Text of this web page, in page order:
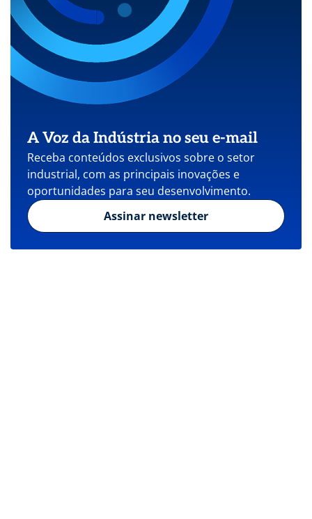
A Voz da Indústria no seu e-mail
Receba conteúdos exclusivos sobre o setor
industrial, com as principais inovações e
oportunidades para seu desenvolvimento.
Assinar newsletter